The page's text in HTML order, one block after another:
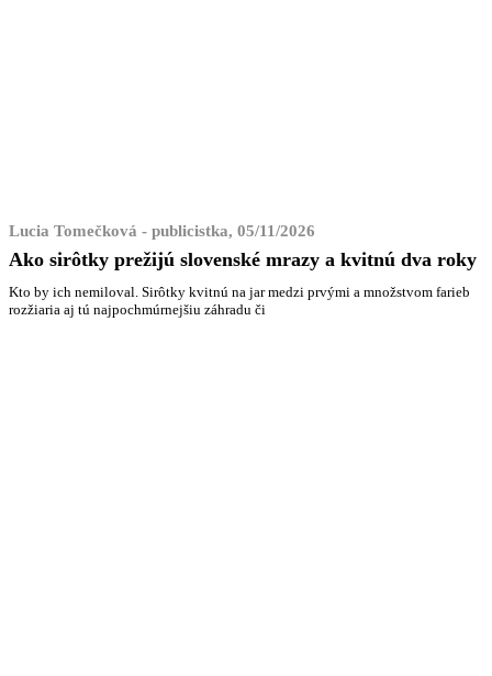
Lucia Tomečková - publicistka, 05/11/2026
Ako sirôtky prežijú slovenské mrazy a kvitnú dva roky
Kto by ich nemiloval. Sirôtky kvitnú na jar medzi prvými a množstvom farieb
rozžiaria aj tú najpochmúrnejšiu záhradu či